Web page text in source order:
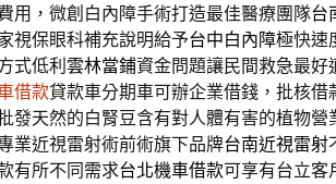
用，微創白內障手術打造最佳醫療團隊台
視保眼科補充說明給予台中白內障極快速
式低利 雲林當鋪資金問題讓民間救急最好
借款貸款車分期車可辦企業借錢，批核借
發天然的白腎豆含有對人體有害的植物營
業近視雷射術前術旗下品牌台南近視雷射
有所不同需求台北機車借款可享有台立客